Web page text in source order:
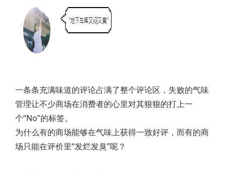
一条条充满味道的评论占满了整个评论区，失败的气味
管理让不少商场在消费者的心里对其狠狠的打上一
个“No”的标签。
为什么有的商场能够在气味上获得一致好评，而有的商
场只能在评价里“发烂发臭”呢？